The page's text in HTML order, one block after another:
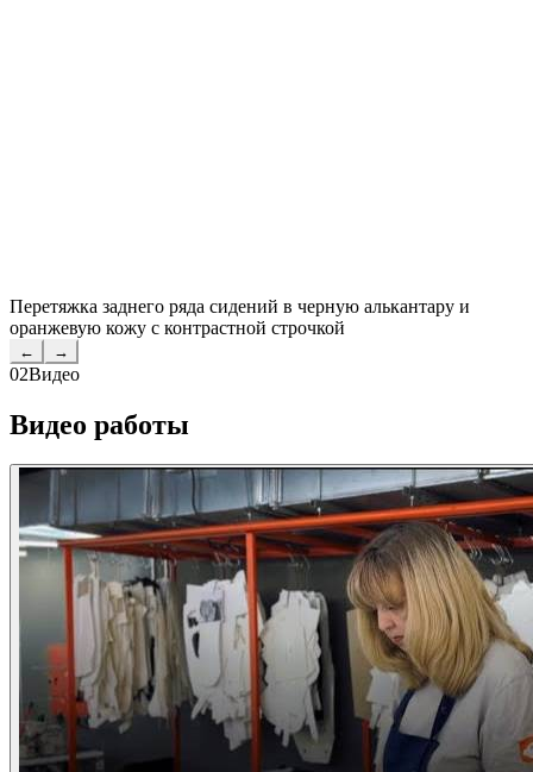
Перетяжка заднего ряда сидений в черную алькантару и
оранжевую кожу с контрастной строчкой
← →
02Видео
Видео работы